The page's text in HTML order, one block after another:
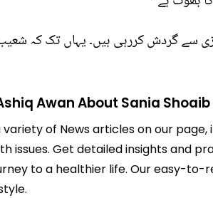
سے گردش کررہی ہیں۔ یہاں تک کہ
Awan About Sania
of News articles on our page,
issues. Get detailed insights and
to a healthier life. Our easy-